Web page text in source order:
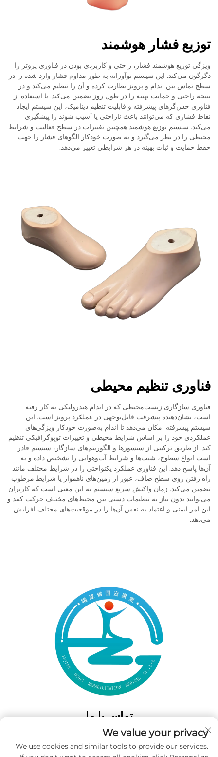
توزیع فشار هوشمند
ویژگی توزیع هوشمند فشار، راحتی و کاربردی بودن در فناوری پروتز را
دگرگون می‌کند. این سیستم نوآورانه به طور مداوم فشار وارد شده را در
سطح تماس بین اندام و پروتز نظارت کرده و آن را تنظیم می‌کند و در
نتیجه راحتی و حمایت بهینه را در طول روز تضمین می‌کند. با استفاده از
فناوری حس‌گرهای پیشرفته و قابلیت تنظیم دینامیک، این سیستم ایجاد
نقاط فشاری که می‌توانند باعث ناراحتی یا آسیب شوند را پیشگیری
می‌کند. سیستم توزیع هوشمند همچنین تغییرات در سطح فعالیت و شرایط
محیطی را در نظر می‌گیرد و به صورت خودکار الگوهای فشار را جهت
حفظ حمایت و ثبات بهینه در هر شرایطی تغییر می‌دهد.
فناوری تنظیم محیطی
فناوری سازگاری زیست‌محیطی که در اندام هیدرولیکی به کار رفته
است، نشان‌دهنده پیشرفت قابل‌توجهی در عملکرد پروتز است. این
سیستم پیشرفته امکان می‌دهد تا اندام به‌صورت خودکار ویژگی‌های
عملکردی خود را بر اساس شرایط محیطی و تغییرات توپوگرافیکی تنظیم
کند. از طریق ترکیبی از سنسورها و الگوریتم‌های سازگار، سیستم قادر
است انواع سطوح، شیب‌ها و شرایط آب‌وهوایی را تشخیص داده و به
آن‌ها پاسخ دهد. این فناوری عملکرد یکنواختی را در شرایط مختلف مانند
راه رفتن روی سطح صاف، عبور از زمین‌های ناهموار یا شرایط مرطوب
تضمین می‌کند. زمان واکنش سریع سیستم به این معنی است که کاربران
می‌توانند بدون نیاز به تنظیمات دستی بین محیط‌های مختلف حرکت کنند و
این امر ایمنی و اعتماد به نفس آن‌ها را در موقعیت‌های مختلف افزایش
می‌دهد.
تماس با ما
Add: 50 Gaofeng South Lane، West GateFuzhou، Fujian، چین
تلفن:‎+86-19859128239‎
We value your privacy
We use cookies and similar tools to provide our services.